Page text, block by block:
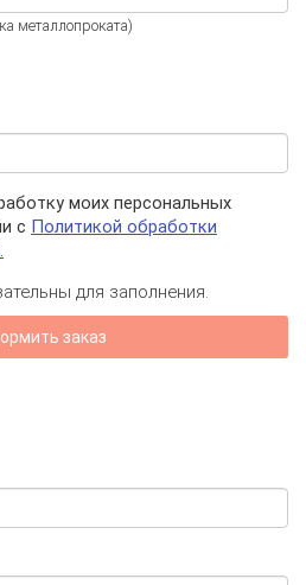
металлопроката)
моих персональных
с Политикой обработки
для заполнения.
заказ